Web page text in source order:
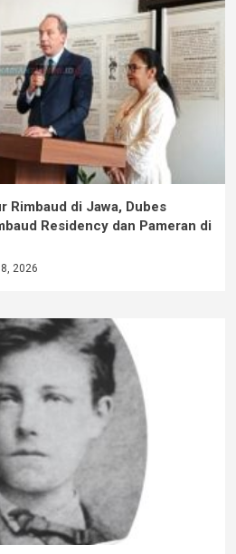
Rimbaud di Jawa, Dubes
Residency dan Pameran di
2026